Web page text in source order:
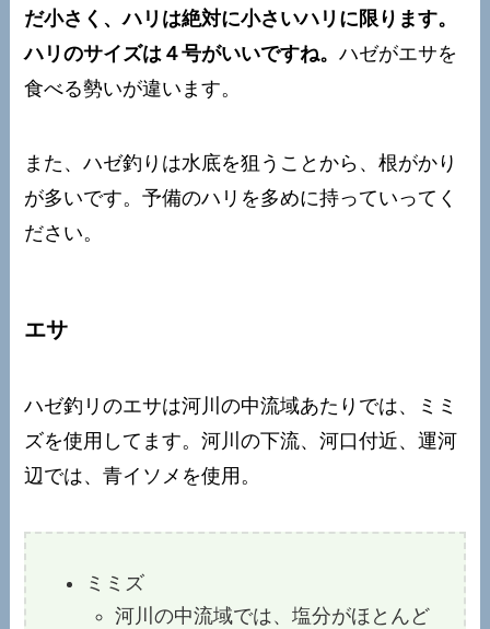
だ小さく、ハリは絶対に小さいハリに限ります。
ハリのサイズは４号がいいですね。ハゼがエサを
食べる勢いが違います。
また、ハゼ釣りは水底を狙うことから、根がかり
が多いです。予備のハリを多めに持っていってく
ださい。
エサ
ハゼ釣リのエサは河川の中流域あたりでは、ミミ
ズを使用してます。河川の下流、河口付近、運河
辺では、青イソメを使用。
ミミズ
河川の中流域では、塩分がほとんど